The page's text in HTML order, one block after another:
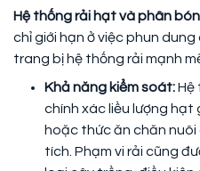
Hệ thống rải hạt và phân
chỉ giới hạn ở việc phun
trang bị hệ thống rải mạnh
Khả năng kiểm soát:Hệ
chính xác liều lượng
hoặc thức ăn chăn nuôi
tích. Phạm vi rải cũng